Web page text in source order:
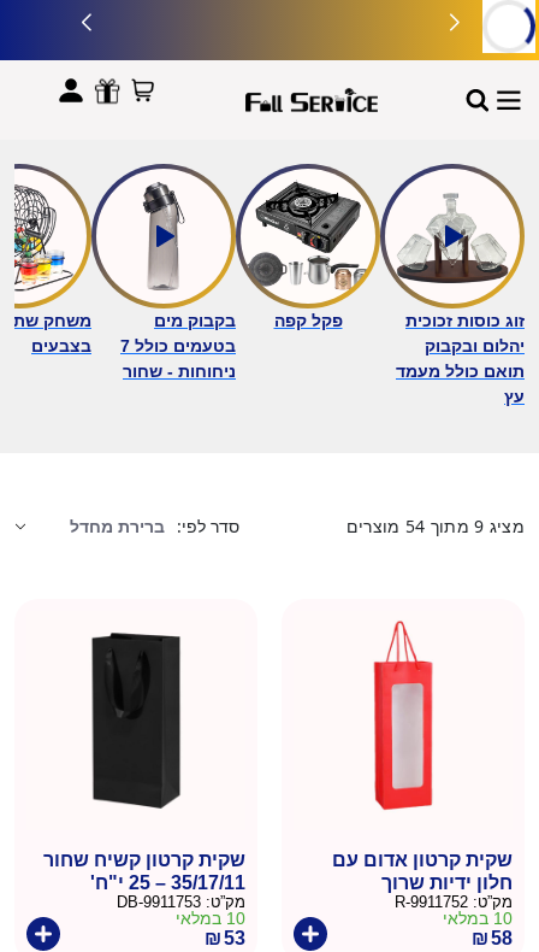
לתוכן
זוג כוסות זכוכית
יהלום ובקבוק
תואם כולל מעמד
עץ
פקל קפה
בקבוק מים
בטעמים כולל 7
ניחוחות - שחור
משחק שתייה
בצבעים
מציג 9מתוך 54מוצרים סדר לפי:
שקית קרטון אדום עם
חלון ידיות שרוך
36/12.5/8.5 – 10 יח'
מק”ט: 9911752-R
10 במלאי
₪58
שקית קרטון קשיח שחור
35/17/11 – 25 י"ח'
מק”ט: 9911753-DB
10 במלאי
₪53